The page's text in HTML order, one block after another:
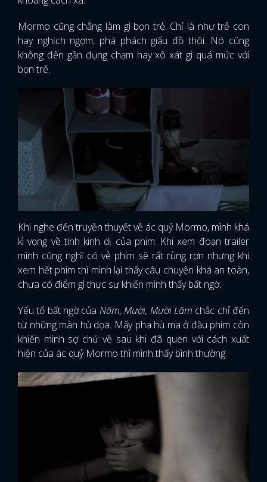
Mormo cũng chẳng làm gì bọn trẻ. Chỉ là như trẻ con
hay nghịch ngợm, phá phách giấu đồ thôi. Nó cũng
không đến gần đụng chạm hay xô xát gì quá mức với
bọn trẻ.
Khi nghe đến truyền thuyết về ác quỷ Mormo, mình khá
kì vọng về tính kinh dị của phim. Khi xem đoạn trailer
mình cũng nghĩ có vẻ phim sẽ rất rùng rợn nhưng khi
xem hết phim thì mình lại thấy câu chuyện khá an toàn,
chưa có điểm gì thực sự khiến mình thấy bất ngờ.
Yếu tố bất ngờ của Năm, Mười, Mười Lăm chắc chỉ đến
từ những màn hù dọa. Mấy pha hù ma ở đầu phim còn
khiến mình sợ chứ về sau khi đã quen với cách xuất
hiện của ác quỷ Mormo thì mình thấy bình thường.